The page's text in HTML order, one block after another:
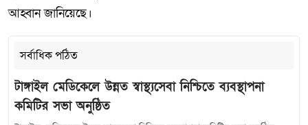
আহ্বান জানিয়েছে।
সর্বাধিক পঠিত
টাঙ্গাইল মেডিকেলে উন্নত স্বাস্থ্যসেবা নিশ্চিতে ব্যবস্থাপনা
কমিটির সভা অনুষ্ঠিত